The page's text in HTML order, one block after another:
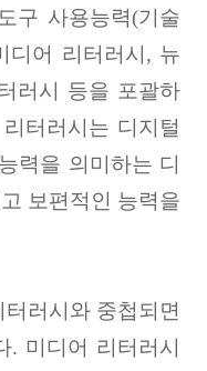
구 사용능력(기술
디어 리터러시 , 뉴
러시 등을 포괄하
터러시는 디지털
력을 의미하는 디
보편적인 능력을
러시와 중첩되면
. 미디어 리터러시